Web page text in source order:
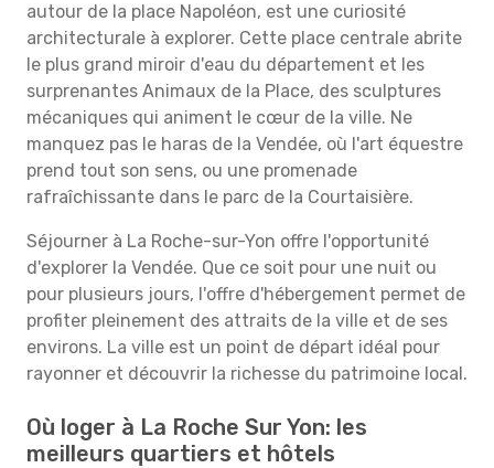
autour de la place Napoléon, est une curiosité
architecturale à explorer. Cette place centrale abrite
le plus grand miroir d'eau du département et les
surprenantes Animaux de la Place, des sculptures
mécaniques qui animent le cœur de la ville. Ne
manquez pas le haras de la Vendée, où l'art équestre
prend tout son sens, ou une promenade
rafraîchissante dans le parc de la Courtaisière.
Séjourner à La Roche-sur-Yon offre l'opportunité
d'explorer la Vendée. Que ce soit pour une nuit ou
pour plusieurs jours, l'offre d'hébergement permet de
profiter pleinement des attraits de la ville et de ses
environs. La ville est un point de départ idéal pour
rayonner et découvrir la richesse du patrimoine local.
Où loger à La Roche Sur Yon: les
meilleurs quartiers et hôtels